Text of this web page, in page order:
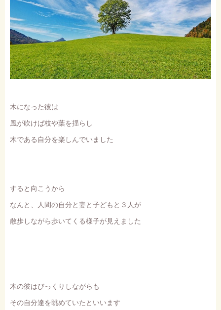
木になった彼は
風が吹けば枝や葉を揺らし
木である自分を楽しんでいました
すると向こうから
なんと、人間の自分と妻と子どもと３人が
散歩しながら歩いてくる様子が見えました
木の彼はびっくりしながらも
その自分達を眺めていたといいます